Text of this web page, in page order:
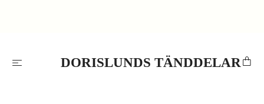
DORISLUNDS TÄNDDELAR